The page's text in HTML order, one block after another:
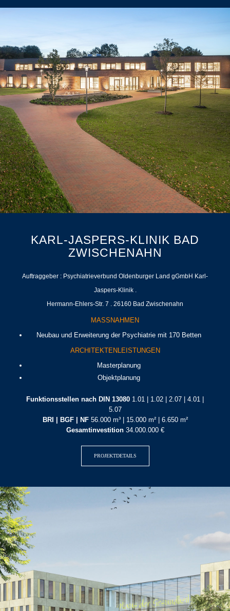
KARL‐JASPERS-KLINIK BAD
ZWISCHENAHN
Auftraggeber : Psychiatrieverbund Oldenburger Land gGmbH Karl‐
Jaspers‐Klinik .
Hermann‐Ehlers‐Str. 7 . 26160 Bad Zwischenahn
MASSNAHMEN
Neubau und Erweiterung der Psychiatrie mit 170 Betten
ARCHITEKTENLEISTUNGEN
Masterplanung
Objektplanung
Funktionsstellen nach DIN 13080 1.01 | 1.02 | 2.07 | 4.01 |
5.07
BRI | BGF | NF56.000 m³ | 15.000 m² | 6.650 m²
Gesamtinvestition34.000.000 €
PROJEKTDETAILS